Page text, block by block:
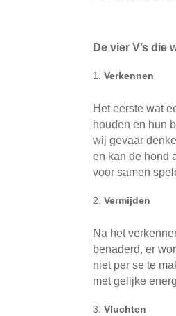
De vier V’s die
Verkennen
Het eerste wat
houden en hun
wij gevaar
en kan de hond
voor samen
Vermijden
Na het
benaderd, er
niet per se te
met gelijke
Vluchten